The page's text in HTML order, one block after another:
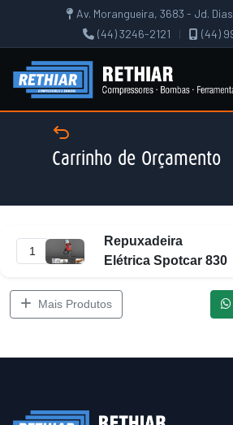
Av. Morangueira, 3683 - Jd.
(44) 3246-2121
| (44)
Carrinho de Orçamento
Repuxadeira
Elétrica Spotcar 830
Mais Produtos